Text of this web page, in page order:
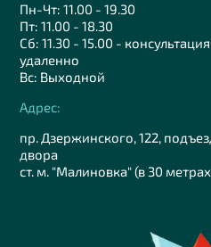
Пн-Чт: 11.00 - 19.30
Пт: 11.00 - 18.30
Сб: 11.30 - 15.00 -
удаленно
Вс: Выходной
Адрес:
пр. Дзержинского, 122,
двора
ст. м. "Малиновка" (в 30